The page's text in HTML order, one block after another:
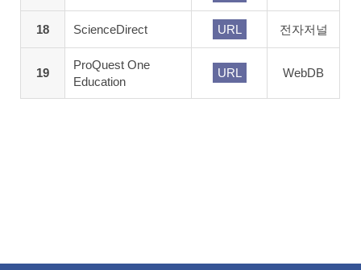
18 ScienceDirect URL 전자저널
19
ProQuest One
Education
URL WebDB